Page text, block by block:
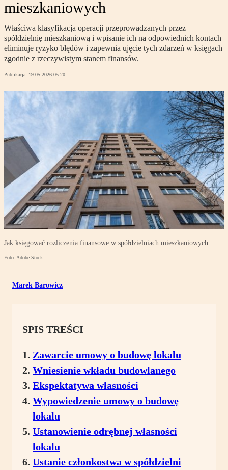
mieszkaniowych
Właściwa klasyfikacja operacji przeprowadzanych przez
spółdzielnię mieszkaniową i wpisanie ich na odpowiednich kontach
eliminuje ryzyko błędów i zapewnia ujęcie tych zdarzeń w księgach
zgodnie z rzeczywistym stanem finansów.
Publikacja: 19.05.2026 05:20
Jak księgować rozliczenia finansowe w spółdzielniach mieszkaniowych
Foto: Adobe Stock
Marek Barowicz
SPIS TREŚCI
Zawarcie umowy o budowę lokalu
Wniesienie wkładu budowlanego
Ekspektatywa własności
Wypowiedzenie umowy o budowę
lokalu
Ustanowienie odrębnej własności
lokalu
Ustanie członkostwa w spółdzielni